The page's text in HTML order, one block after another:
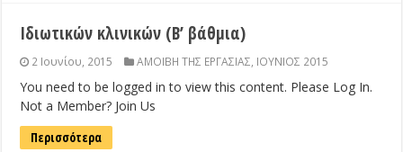
Ιδιωτικών κλινικών (Β’ βάθμια)
2 Ιουνίου, 2015 ΑΜΟΙΒΗ ΤΗΣ ΕΡΓΑΣΙΑΣ, ΙΟΥΝΙΟΣ 2015
You need to be logged in to view this content. Please Log In.
Not a Member? Join Us
Περισσότερα